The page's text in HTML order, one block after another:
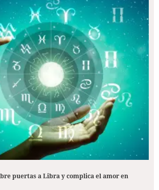
puertas a Libra y complica el amor en